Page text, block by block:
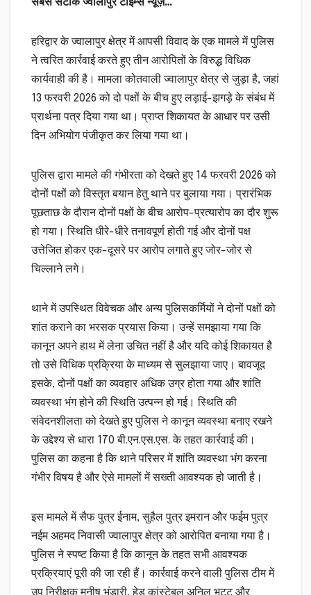
हरिद्वार के ज्वालापुर क्षेत्र में आपसी विवाद के एक मामले में पुलिस
ने त्वरित कार्रवाई करते हुए तीन आरोपितों के विरुद्ध विधिक
कार्यवाही की है। मामला कोतवाली ज्वालापुर क्षेत्र से जुड़ा है, जहां
13 फरवरी 2026 को दो पक्षों के बीच हुए लड़ाई-झगड़े के संबंध में
प्रार्थना पत्र दिया गया था। प्राप्त शिकायत के आधार पर उसी
दिन अभियोग पंजीकृत कर लिया गया था।
पुलिस द्वारा मामले की गंभीरता को देखते हुए 14 फरवरी 2026 को
दोनों पक्षों को विस्तृत बयान हेतु थाने पर बुलाया गया। प्रारंभिक
पूछताछ के दौरान दोनों पक्षों के बीच आरोप-प्रत्यारोप का दौर शुरू
हो गया। स्थिति धीरे-धीरे तनावपूर्ण होती गई और दोनों पक्ष
उत्तेजित होकर एक-दूसरे पर आरोप लगाते हुए जोर-जोर से
चिल्लाने लगे।
थाने में उपस्थित विवेचक और अन्य पुलिसकर्मियों ने दोनों पक्षों को
शांत कराने का भरसक प्रयास किया। उन्हें समझाया गया कि
कानून अपने हाथ में लेना उचित नहीं है और यदि कोई शिकायत है
तो उसे विधिक प्रक्रिया के माध्यम से सुलझाया जाए। बावजूद
इसके, दोनों पक्षों का व्यवहार अधिक उग्र होता गया और शांति
व्यवस्था भंग होने की स्थिति उत्पन्न हो गई। स्थिति की
संवेदनशीलता को देखते हुए पुलिस ने कानून व्यवस्था बनाए रखने
के उद्देश्य से धारा 170 बी.एन.एस.एस. के तहत कार्रवाई की।
पुलिस का कहना है कि थाने परिसर में शांति व्यवस्था भंग करना
गंभीर विषय है और ऐसे मामलों में सख्ती आवश्यक हो जाती है।
इस मामले में सैफ पुत्र ईनाम, सुहैल पुत्र इमरान और फईम पुत्र
नईम अहमद निवासी ज्वालापुर क्षेत्र को आरोपित बनाया गया है।
पुलिस ने स्पष्ट किया है कि कानून के तहत सभी आवश्यक
प्रक्रियाएं पूरी की जा रही हैं। कार्रवाई करने वाली पुलिस टीम में
उप निरीक्षक मनीष भंडारी, हेड कांस्टेबल अनिल भट्ट और